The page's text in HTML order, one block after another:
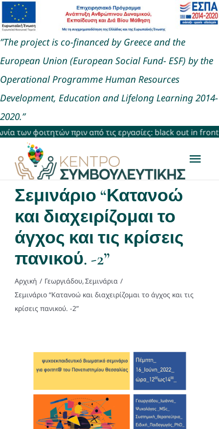
Μετάβαση
στο
περιεχόμενο
”The project is co-financed by Greece and the
European Union (European Social Fund- ESF) by the
Operational Programme Human Resources
Development, Education and Lifelong Learning 2014-
2020.”
των φοιτητών πριν από τις εργασίες: black out in front
Αρχική
Η ομάδα μας
Εγκαταστάσεις
Υπηρεσίες
Σεμινάριο “Κατανοώ
και διαχειρίζομαι το
άγχος και τις κρίσεις
πανικού. -2”
Αρχική Γεωργιάδου Σεμινάρια
Σεμινάριο “Κατανοώ και διαχειρίζομαι το άγχος και τις
κρίσεις πανικού. -2”